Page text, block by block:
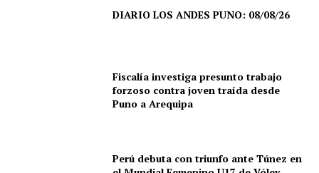
DIARIO LOS ANDES PUNO: 08/08/26
Fiscalía investiga presunto trabajo
forzoso contra joven traída desde
Puno a Arequipa
Perú debuta con triunfo ante Túnez en